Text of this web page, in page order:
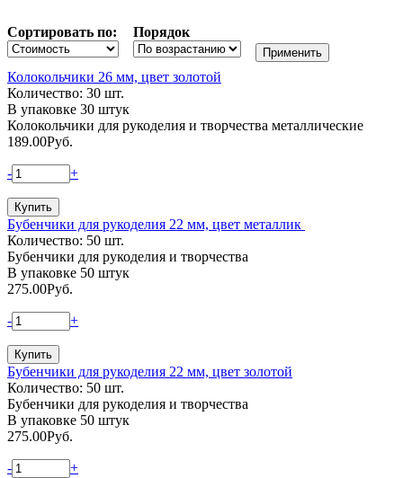
Сортировать по: Порядок
Колокольчики 26 мм, цвет золотой
Количество: 30 шт.
В упаковке 30 штук
Колокольчики для рукоделия и творчества металлические
189.00Руб.
- +
Бубенчики для рукоделия 22 мм, цвет металлик
Количество: 50 шт.
Бубенчики для рукоделия и творчества
В упаковке 50 штук
275.00Руб.
- +
Бубенчики для рукоделия 22 мм, цвет золотой
Количество: 50 шт.
Бубенчики для рукоделия и творчества
В упаковке 50 штук
275.00Руб.
- +